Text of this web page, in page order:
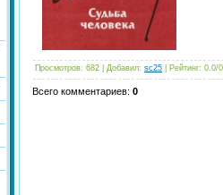
Просмотров: 682 | Добавил: sc25 Рейтинг: 0.0/0
Всего комментариев: 0